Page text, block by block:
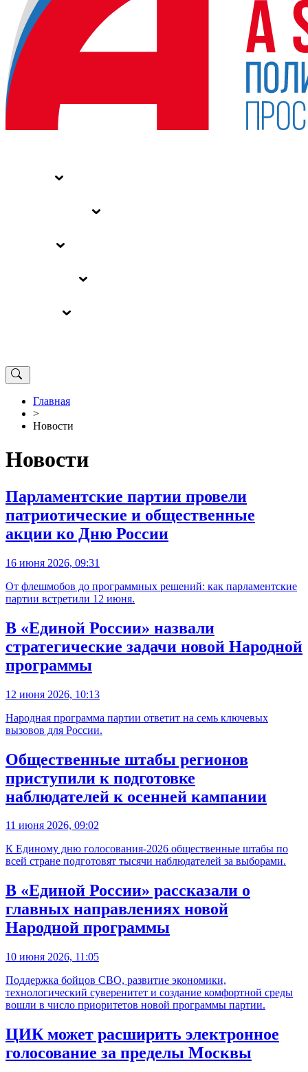
Главная
>
Новости
Новости
Парламентские партии провели
патриотические и общественные
акции ко Дню России
16 июня 2026, 09:31
От флешмобов до программных решений: как парламентские
партии встретили 12 июня.
В «Единой России» назвали
стратегические задачи новой Народной
программы
12 июня 2026, 10:13
Народная программа партии ответит на семь ключевых
вызовов для России.
Общественные штабы регионов
приступили к подготовке
наблюдателей к осенней кампании
11 июня 2026, 09:02
К Единому дню голосования-2026 общественные штабы по
всей стране подготовят тысячи наблюдателей за выборами.
В «Единой России» рассказали о
главных направлениях новой
Народной программы
10 июня 2026, 11:05
Поддержка бойцов СВО, развитие экономики,
технологический суверенитет и создание комфортной среды
вошли в число приоритетов новой программы партии.
ЦИК может расширить электронное
голосование за пределы Москвы